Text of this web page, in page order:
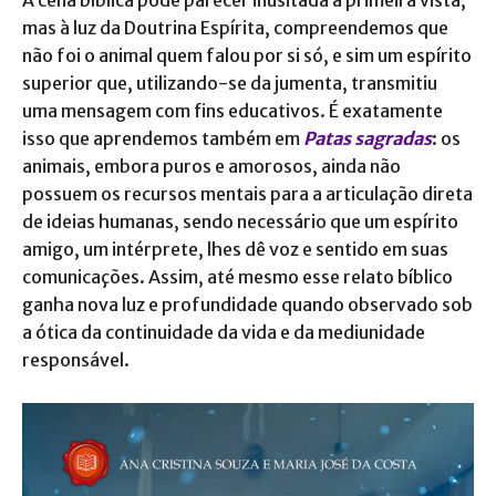
mas à luz da Doutrina Espírita, compreendemos que
não foi o animal quem falou por si só, e sim um espírito
superior que, utilizando-se da jumenta, transmitiu
uma mensagem com fins educativos. É exatamente
isso que aprendemos também em Patas sagradas: os
animais, embora puros e amorosos, ainda não
possuem os recursos mentais para a articulação direta
de ideias humanas, sendo necessário que um espírito
amigo, um intérprete, lhes dê voz e sentido em suas
comunicações. Assim, até mesmo esse relato bíblico
ganha nova luz e profundidade quando observado sob
a ótica da continuidade da vida e da mediunidade
responsável.